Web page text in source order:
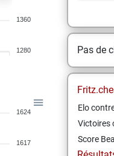
1360
1280
1624
1617
Pas de
Elo
Victoires
Score